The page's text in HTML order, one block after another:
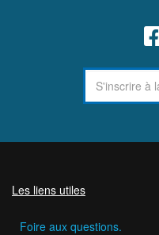
Les liens utiles
Foire aux questions.